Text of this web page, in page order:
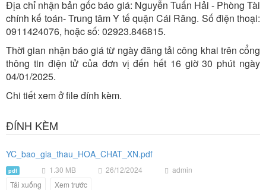
Địa chỉ nhận bản gốc báo giá: Nguyễn Tuấn Hải - Phòng Tài
chính kế toán- Trung tâm Y tế quận Cái Răng. Số điện thoại:
0911424076, hoặc số: 02923.846815.
Thời gian nhận báo giá từ ngày đăng tải công khai trên cổng
thông tin điện tử của đơn vị đến hết 16 giờ 30 phút ngày
04/01/2025.
Chi tiết xem ở file đính kèm.
ĐÍNH KÈM
YC_bao_gia_thau_HOA_CHAT_XN.pdf
pdf 1.30 MB 26/12/2024
admin
Tải xuống
Xem trước